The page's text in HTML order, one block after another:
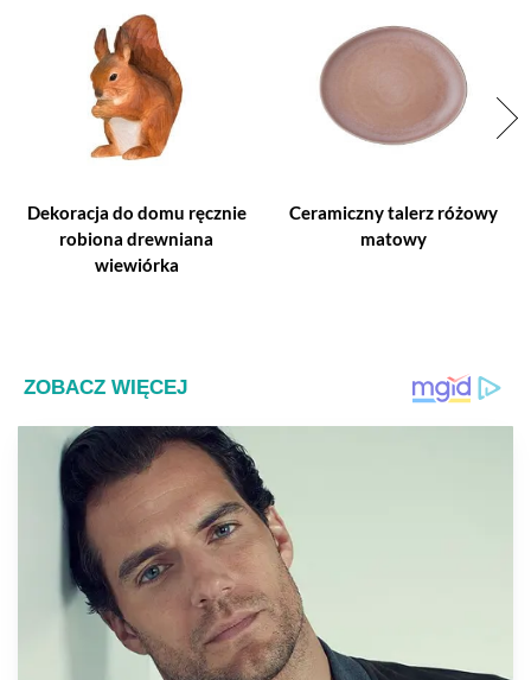
Dekoracja do domu ręcznie
robiona drewniana
wiewiórka
Ceramiczny talerz różowy
matowy